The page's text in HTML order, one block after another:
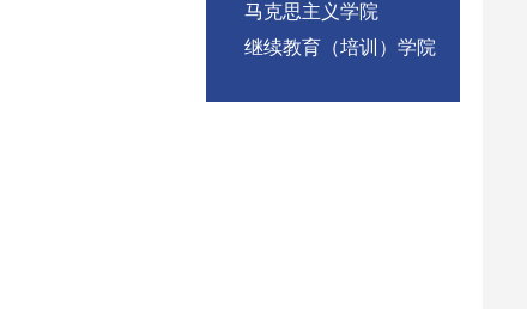
马克思主义学院
继续教育（培训）学院